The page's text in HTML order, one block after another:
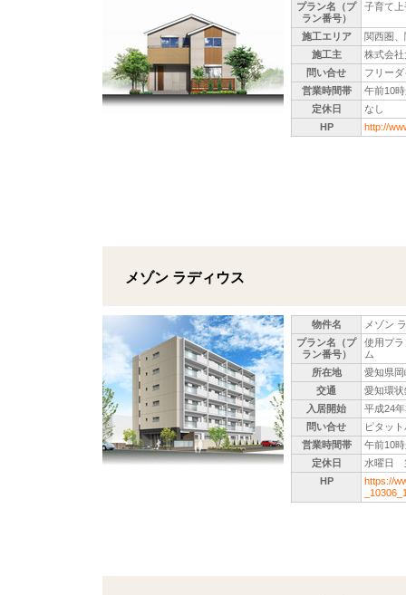
プラン名（プ
ラン番号）
子育て
施工エリア
関西圏
施工主
株式会社
問い合せ
フリー
営業時間帯
午前10
定休日
なし
HP
http://
メゾン ラディウス
物件名
メゾン
プラン名（プ
ラン番号）
使用プ
ム
所在地
愛知県
交通
愛知環
入居開始
平成24
問い合せ
ピタッ
営業時間帯
午前10
定休日
水曜日
HP
https://